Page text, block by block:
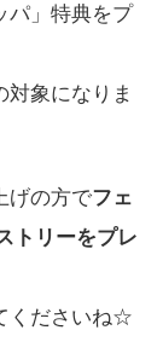
パ」特典をプ
象になりま
げの方でフェ
トリーをプレ
くださいね☆